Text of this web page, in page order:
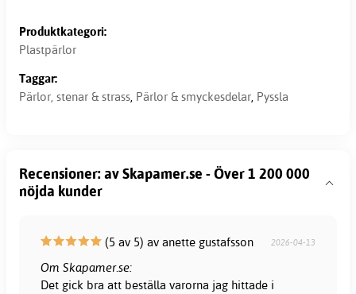
Produktkategori:
Plastpärlor
Taggar:
Pärlor, stenar & strass, Pärlor & smyckesdelar, Pyssla
Recensioner: av Skapamer.se - Över 1 200 000
nöjda kunder
(5 av 5) av anette gustafsson 2026-04-13
Om Skapamer.se:
Det gick bra att beställa varorna jag hittade i